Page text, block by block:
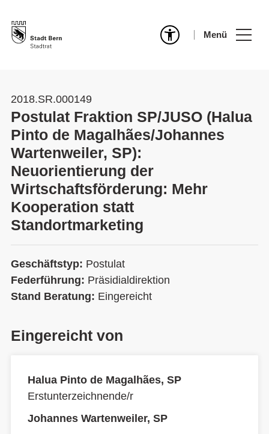
Menü
2018.SR.000149
Postulat Fraktion SP/JUSO (Halua
Pinto de Magalhães/Johannes
Wartenweiler, SP):
Neuorientierung der
Wirtschaftsförderung: Mehr
Kooperation statt
Standortmarketing
Geschäftstyp: Postulat
Federführung: Präsidialdirektion
Stand Beratung: Eingereicht
Eingereicht von
Halua Pinto de Magalhães, SP
Erstunterzeichnende/r
Johannes Wartenweiler, SP